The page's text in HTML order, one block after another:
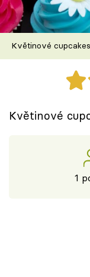
Škola vaření
Recepty z TV
Speciál:
Květinové cupcakes
Květinové
1